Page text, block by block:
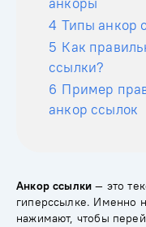
4 Типы анкор
5 Как
ссылки?
6 Пример
анкор ссылок
Анкор ссылки — это
гиперссылке. Именно
нажимают, чтобы